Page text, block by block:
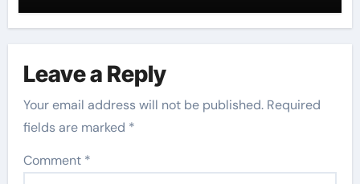
Leave a Reply
Your email address will not be published. Required
fields are marked *
Comment *